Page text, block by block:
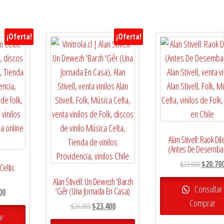
¡Oferta!
El
precio
¡Oferta!
Alan Stivell: Un Dewezh ‘Barzh
‘Gêr (Una Jornada En Casa)
$26.000 El
precio
$23.400El
precio
Alan Stivell: Raok
(Antes De
$23.000 El
precio
original
era:
$23.000.
$
Consultar
Comprar